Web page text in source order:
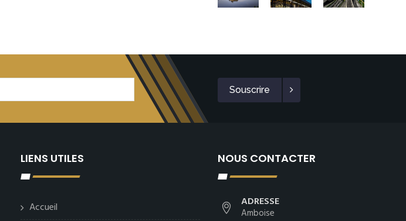
Souscrire
LIENS UTILES
Accueil
NOUS CONTACTER
ADRESSE
Amboise